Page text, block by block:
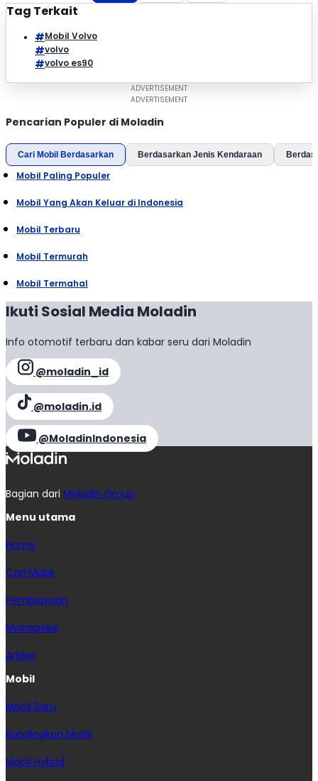
Tag Terkait
Mobil Volvo
volvo
volvo es90
Pencarian Populer di Moladin
Cari Mobil Berdasarkan Berdasarkan Jenis Kendaraan
Mobil Paling Populer
Mobil Yang Akan Keluar di Indonesia
Mobil Terbaru
Mobil Termurah
Mobil Termahal
Ikuti Sosial Media Moladin
Info otomotif terbaru dan kabar seru dari Moladin
@moladin_id
@moladin.id
@MoladinIndonesia
Bagian dari Moladin Group
Menu utama
Home
Cari Mobil
Pembiayaan
MoInspeksi
Artikel
Mobil
Mobil Baru
Bandingkan Mobil
Mobil Hybrid